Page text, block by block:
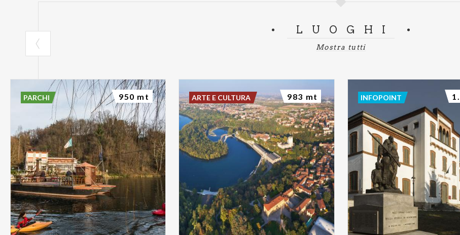
LUOGHI
Mostra tutti
PARCHI 950 mt ARTE E CULTURA 983 mt INFOPOINT